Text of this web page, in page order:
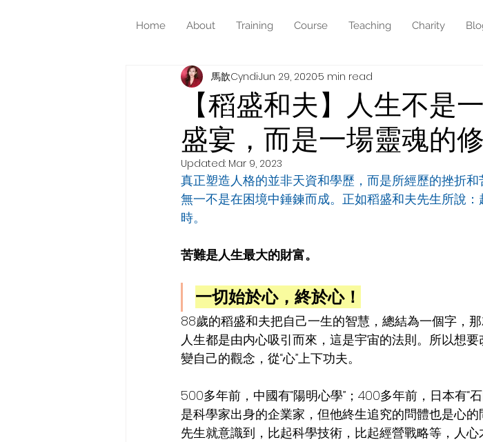
Home About Training Course Teaching Charity
【稻盛和夫】人生不是
盛宴，而是一場靈魂的
馬歆CyndiJun 29, 20205 min read
Updated: Mar 9, 2023
真正塑造人格的並非天資和學歷，而是所經歷的挫折和
無一不是在困境中錘鍊而成。正如稻盛和夫先生所說
時。
苦難是人生最大的財富。
一切始於心，終於心！
88歲的稻盛和夫把自己一生的智慧，總結為一個字，那
人生都是由内心吸引而來，這是宇宙的法則。所以想
變自己的觀念，從“心”上下功夫。
500多年前，中國有“陽明心學”；400多年前，日本有“
是科學家出身的企業家，但他終生追究的問體也是心
先生就意識到，比起科學技術，比起經營戰略等，人心